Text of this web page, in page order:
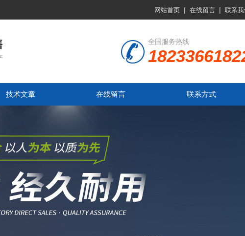
网站首页 | 在线留言 | 联系
全国服务热线
技术文章 在线留言 联系方式